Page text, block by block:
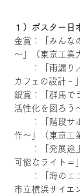
１）ポスター日
金賞：「みん
～」（東京工業
：「雨漏り
カフェの設計‐
銀賞：「群馬で
活性化を図ろう
：「階段サポ
作～」（東京工
：「発展途上
可能なライト＝
：「海のエコ
市立横浜サイエ